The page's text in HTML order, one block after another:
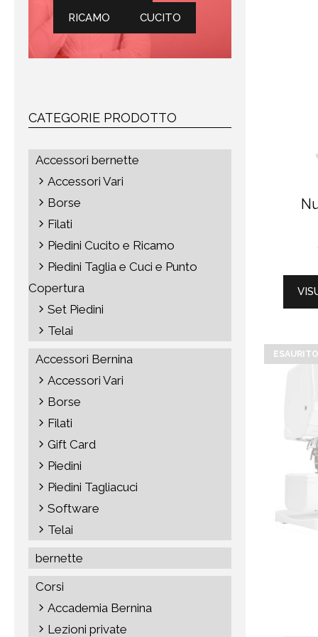
ESAURITO
RICAMO CUCITO
CATEGORIE PRODOTTO
Accessori bernette
Accessori Vari
Borse
Filati
Piedini Cucito e Ricamo
Piedini Taglia e Cuci e Punto
Copertura
Set Piedini
Telai
Accessori Bernina
Accessori Vari
Borse
Filati
Gift Card
Piedini
Piedini Tagliacuci
Software
Telai
bernette
Corsi
Accademia Bernina
Lezioni private